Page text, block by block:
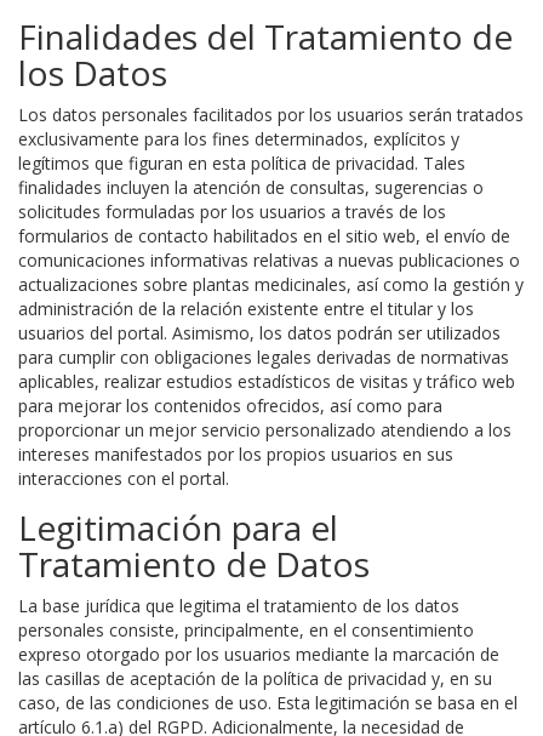
Finalidades del Tratamiento de
los Datos
Los datos personales facilitados por los usuarios serán tratados
exclusivamente para los fines determinados, explícitos y
legítimos que figuran en esta política de privacidad. Tales
finalidades incluyen la atención de consultas, sugerencias o
solicitudes formuladas por los usuarios a través de los
formularios de contacto habilitados en el sitio web, el envío de
comunicaciones informativas relativas a nuevas publicaciones o
actualizaciones sobre plantas medicinales, así como la gestión y
administración de la relación existente entre el titular y los
usuarios del portal. Asimismo, los datos podrán ser utilizados
para cumplir con obligaciones legales derivadas de normativas
aplicables, realizar estudios estadísticos de visitas y tráfico web
para mejorar los contenidos ofrecidos, así como para
proporcionar un mejor servicio personalizado atendiendo a los
intereses manifestados por los propios usuarios en sus
interacciones con el portal.
Legitimación para el
Tratamiento de Datos
La base jurídica que legitima el tratamiento de los datos
personales consiste, principalmente, en el consentimiento
expreso otorgado por los usuarios mediante la marcación de
las casillas de aceptación de la política de privacidad y, en su
caso, de las condiciones de uso. Esta legitimación se basa en el
artículo 6.1.a) del RGPD. Adicionalmente, la necesidad de